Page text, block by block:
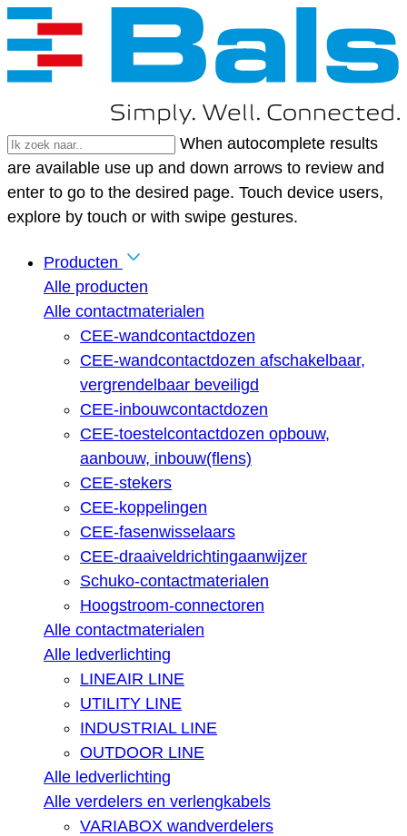
When autocomplete results
are available use up and down arrows to review and
enter to go to the desired page. Touch device users,
explore by touch or with swipe gestures.
Producten
Alle producten
Alle contactmaterialen
CEE-wandcontactdozen
CEE-wandcontactdozen afschakelbaar,
vergrendelbaar beveiligd
CEE-inbouwcontactdozen
CEE-toestelcontactdozen opbouw,
aanbouw, inbouw(flens)
CEE-stekers
CEE-koppelingen
CEE-fasenwisselaars
CEE-draaiveldrichtingaanwijzer
Schuko-contactmaterialen
Hoogstroom-connectoren
Alle contactmaterialen
Alle ledverlichting
LINEAIR LINE
UTILITY LINE
INDUSTRIAL LINE
OUTDOOR LINE
Alle ledverlichting
Alle verdelers en verlengkabels
VARIABOX wandverdelers